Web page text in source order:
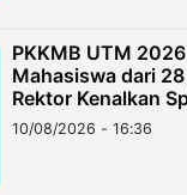
PKKMB UTM
Mahasiswa dari
Rektor Kenalkan
Masa Kini
10/08/2026 - 16:36